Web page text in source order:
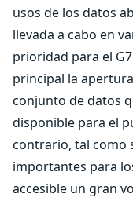
usos de los datos
llevada a cabo en
prioridad para el
principal la
conjunto de datos
disponible para el
contrario, tal como
importantes para
accesible un gran